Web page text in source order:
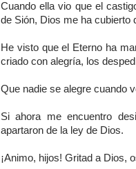
Cuando ella vio que el
de Sión, Dios me ha cubierto
He visto que el Eterno ha
criado con alegría, los
Que nadie se alegre cuando
Si ahora me encuentro
apartaron de la ley de Dios.
¡Animo, hijos! Gritad a Dios,